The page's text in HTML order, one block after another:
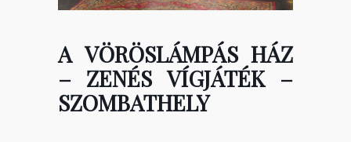
A VÖRÖSLÁMPÁS HÁZ
– ZENÉS VÍGJÁTÉK –
SZOMBATHELY